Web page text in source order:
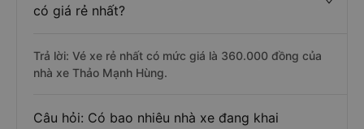
có giá rẻ nhất?
Trả lời: Vé xe rẻ nhất có mức giá là 360.000 đồng của
nhà xe Thảo Mạnh Hùng.
Câu hỏi: Có bao nhiêu nhà xe đang khai